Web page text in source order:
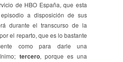
de HBO España, que esta
a disposición de sus
durante el transcurso de la
el reparto, que es lo bastante
como para darle una
tercero, porque es una